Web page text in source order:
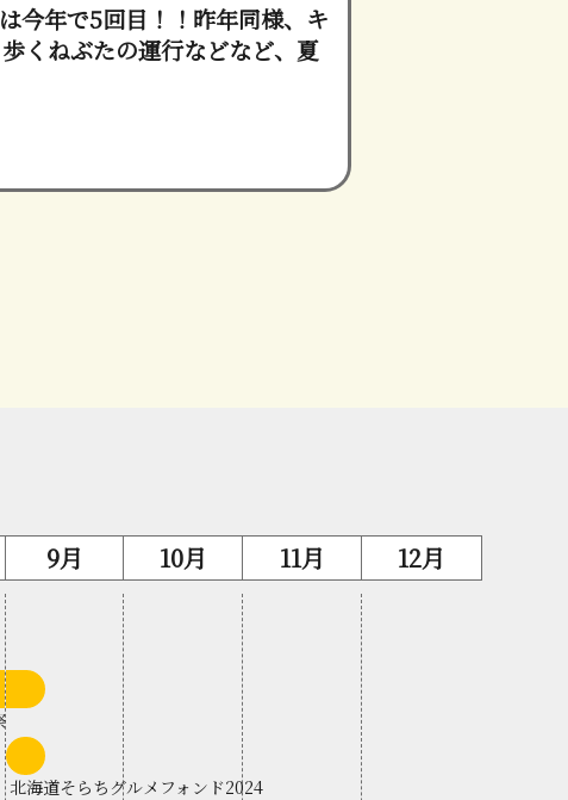
今年で5回目！！昨年同様、キ
くねぶたの運行などなど、夏
9月
岩見沢ねぶた祭
上
旬
北海道そらちグルメフォンド2024
上
旬
10月 11月 12月